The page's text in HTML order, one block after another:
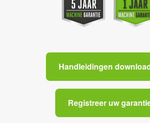
Handleidingen
Registreer uw